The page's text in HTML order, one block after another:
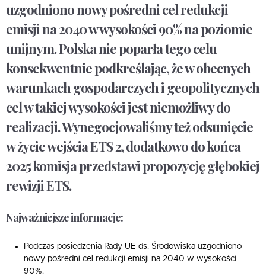
uzgodniono nowy pośredni cel redukcji
emisji na 2040 w wysokości 90% na poziomie
unijnym. Polska nie poparła tego celu
konsekwentnie podkreślając, że w obecnych
warunkach gospodarczych i geopolitycznych
cel w takiej wysokości jest niemożliwy do
realizacji. Wynegocjowaliśmy też odsunięcie
w życie wejścia ETS 2, dodatkowo do końca
2025 komisja przedstawi propozycję głębokiej
rewizji ETS.
Najważniejsze informacje:
Podczas posiedzenia Rady UE ds. Środowiska uzgodniono
nowy pośredni cel redukcji emisji na 2040 w wysokości
90%.